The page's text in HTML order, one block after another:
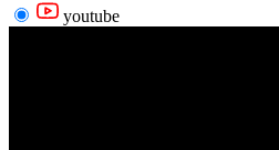
youtube